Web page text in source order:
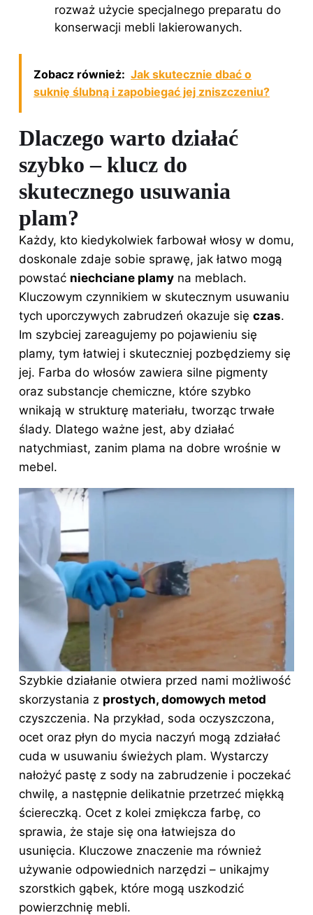
rozważ użycie specjalnego preparatu do
konserwacji mebli lakierowanych.
Zobacz również: Jak skutecznie dbać o
suknię ślubną i zapobiegać jej zniszczeniu?
Dlaczego warto działać
szybko – klucz do
skutecznego usuwania
plam?
Każdy, kto kiedykolwiek farbował włosy w domu,
doskonale zdaje sobie sprawę, jak łatwo mogą
powstać niechciane plamy na meblach.
Kluczowym czynnikiem w skutecznym usuwaniu
tych uporczywych zabrudzeń okazuje się czas.
Im szybciej zareagujemy po pojawieniu się
plamy, tym łatwiej i skuteczniej pozbędziemy się
jej. Farba do włosów zawiera silne pigmenty
oraz substancje chemiczne, które szybko
wnikają w strukturę materiału, tworząc trwałe
ślady. Dlatego ważne jest, aby działać
natychmiast, zanim plama na dobre wrośnie w
mebel.
Szybkie działanie otwiera przed nami możliwość
skorzystania z prostych, domowych metod
czyszczenia. Na przykład, soda oczyszczona,
ocet oraz płyn do mycia naczyń mogą zdziałać
cuda w usuwaniu świeżych plam. Wystarczy
nałożyć pastę z sody na zabrudzenie i poczekać
chwilę, a następnie delikatnie przetrzeć miękką
ściereczką. Ocet z kolei zmiękcza farbę, co
sprawia, że staje się ona łatwiejsza do
usunięcia. Kluczowe znaczenie ma również
używanie odpowiednich narzędzi – unikajmy
szorstkich gąbek, które mogą uszkodzić
powierzchnię mebli.